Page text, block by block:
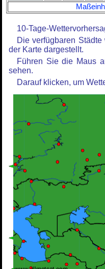
10-Tage-
Die verfügbaren
der Karte dargestellt.
Führen Sie die Maus
sehen.
Darauf klicken, um